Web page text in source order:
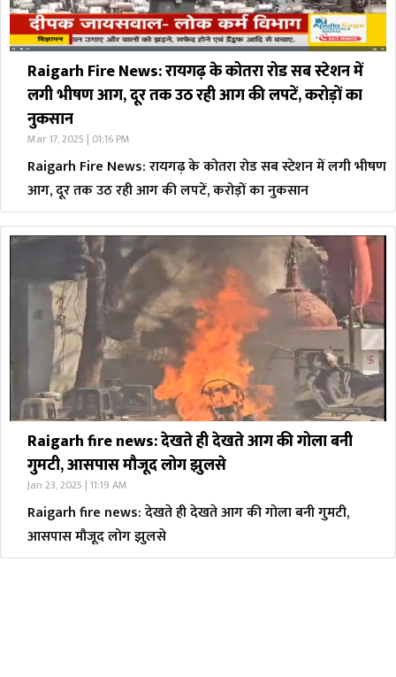
Raigarh Fire News: रायगढ़ के कोतरा रोड सब स्टेशन में
लगी भीषण आग, दूर तक उठ रही आग की लपटें, करोड़ों का
नुकसान
Mar 17, 2025 | 01:16 PM
Raigarh Fire News: रायगढ़ के कोतरा रोड सब स्टेशन में लगी भीषण
आग, दूर तक उठ रही आग की लपटें, करोड़ों का नुकसान
Raigarh fire news: देखते ही देखते आग की गोला बनी
गुमटी, आसपास मौजूद लोग झुलसे
Jan 23, 2025 | 11:19 AM
Raigarh fire news: देखते ही देखते आग की गोला बनी गुमटी,
आसपास मौजूद लोग झुलसे